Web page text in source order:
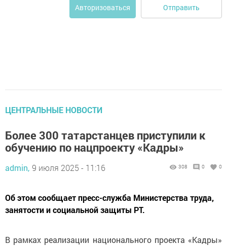
Авторизоваться Отправить
ЦЕНТРАЛЬНЫЕ НОВОСТИ
Более 300 татарстанцев приступили к
обучению по нацпроекту «Кадры»
admin, 9 июля 2025 - 11:16 308 0 0
Об этом сообщает пресс-служба Министерства труда,
занятости и социальной защиты РТ.
В рамках реализации национального проекта «Кадры»